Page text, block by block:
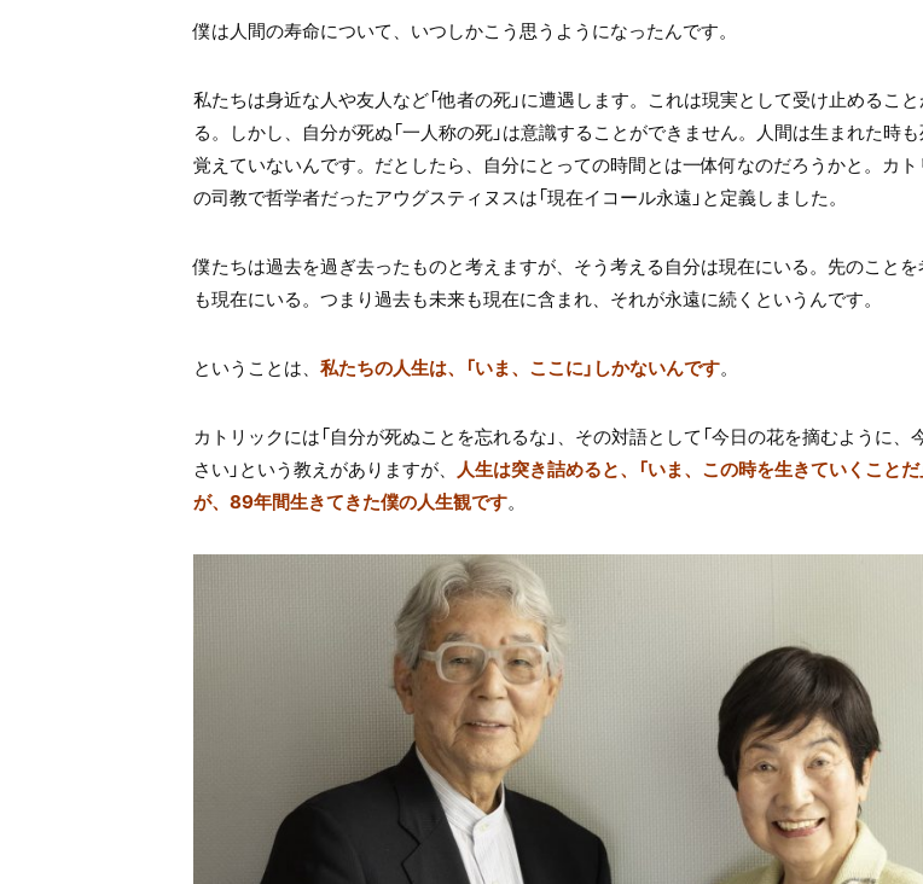
僕は人間の寿命について、いつしかこう思うようになったんです。
私たちは身近な人や友人など「他者の死」に遭遇します。これは現実として受け止めること
る。しかし、自分が死ぬ「一人称の死」は意識することができません。人間は生まれた時
覚えていないんです。だとしたら、自分にとっての時間とは一体何なのだろうかと。カ
の司教で哲学者だったアウグスティヌスは「現在イコール永遠」と定義しました。
僕たちは過去を過ぎ去ったものと考えますが、そう考える自分は現在にいる。先のこと
も現在にいる。つまり過去も未来も現在に含まれ、それが永遠に続くというんです。
ということは、 私たちの人生は、「いま、ここに」しかないんです。
カトリックには「自分が死ぬことを忘れるな」、その対語として「今日の花を摘むように、
さい」という教えがありますが、 人生は突き詰めると、「いま、この時を生きていくことだ
が、89年間生きてきた僕の人生観です。